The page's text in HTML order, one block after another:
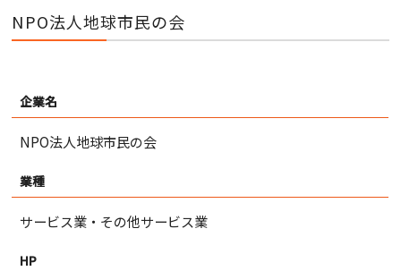
NPO法人地球市民の会
企業名
NPO法人地球市民の会
業種
サービス業・その他サービス業
HP